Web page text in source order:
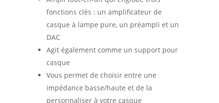
fonctions clés : un amplificateur de
casque à lampe pure, un préampli et un
DAC
Agit également comme un support pour
casque
Vous permet de choisir entre une
impédance basse/haute et de la
personnaliser à votre casque